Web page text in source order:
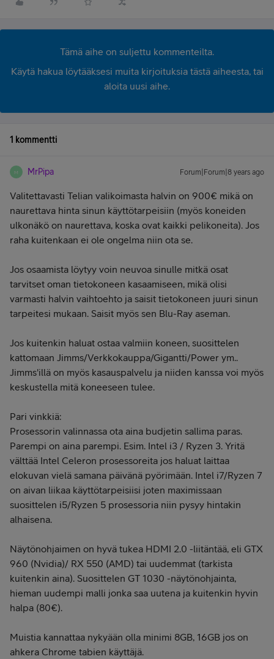
Tämä aihe on suljettu kommenteilta.
Käytä hakua löytääksesi muita kirjoituksia tästä aiheesta, tai
aloita uusi aihe.
1 kommentti
M MrPipa Forum|Forum|8 years ago
Valitettavasti Telian valikoimasta halvin on 900€ mikä on
naurettava hinta sinun käyttötarpeisiin (myös koneiden
ulkonäkö on naurettava, koska ovat kaikki pelikoneita). Jos
raha kuitenkaan ei ole ongelma niin ota se.
Jos osaamista löytyy voin neuvoa sinulle mitkä osat
tarvitset oman tietokoneen kasaamiseen, mikä olisi
varmasti halvin vaihtoehto ja saisit tietokoneen juuri sinun
tarpeitesi mukaan. Saisit myös sen Blu-Ray aseman.
Jos kuitenkin haluat ostaa valmiin koneen, suosittelen
kattomaan Jimms/Verkkokauppa/Gigantti/Power ym..
Jimms'illä on myös kasauspalvelu ja niiden kanssa voi myös
keskustella mitä koneeseen tulee.
Pari vinkkiä:
Prosessorin valinnassa ota aina budjetin sallima paras.
Parempi on aina parempi. Esim. Intel i3 / Ryzen 3. Yritä
välttää Intel Celeron prosessoreita jos haluat laittaa
elokuvan vielä samana päivänä pyörimään. Intel i7/Ryzen 7
on aivan liikaa käyttötarpeisiisi joten maximissaan
suosittelen i5/Ryzen 5 prosessoria niin pysyy hintakin
alhaisena.
Näytönohjaimen on hyvä tukea HDMI 2.0 -liitäntää, eli GTX
960 (Nvidia)/ RX 550 (AMD) tai uudemmat (tarkista
kuitenkin aina). Suosittelen GT 1030 -näytönohjainta,
hieman uudempi malli jonka saa uutena ja kuitenkin hyvin
halpa (80€).
Muistia kannattaa nykyään olla minimi 8GB, 16GB jos on
ahkera Chrome tabien käyttäjä.